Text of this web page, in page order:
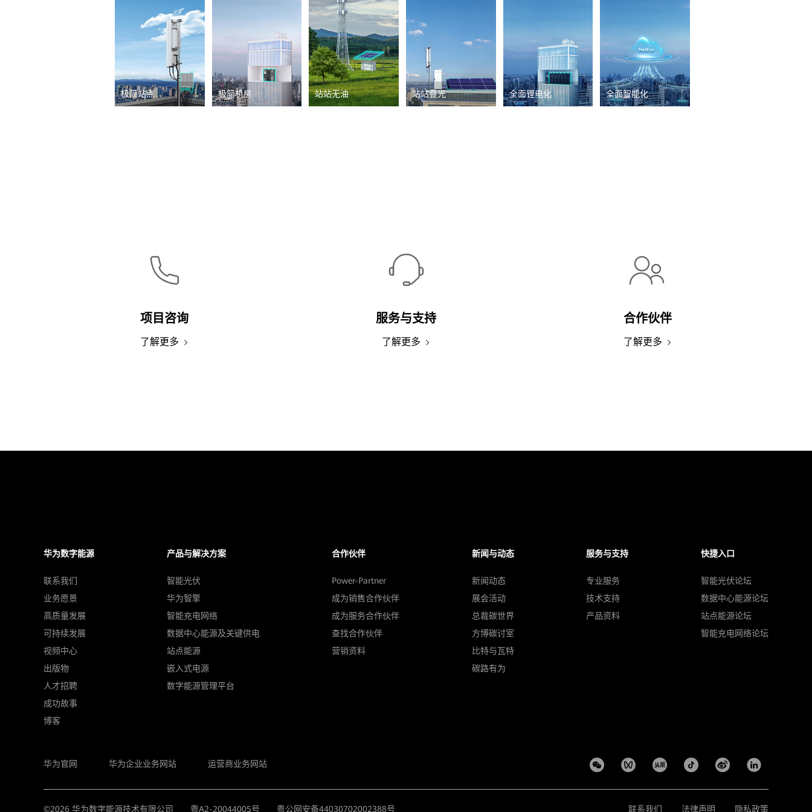
极简站点 极简机房 站站无油 站站叠光 全面锂电化 全面智能化
项目咨询
了解更多
服务与支持
了解更多
合作伙伴
了解更多
华为数字能源
联系我们
业务愿景
高质量发展
可持续发展
视频中心
出版物
人才招聘
成功故事
博客
产品与解决方案
智能光伏
华为智擎
智能充电网络
数据中心能源及关键供电
站点能源
嵌入式电源
数字能源管理平台
合作伙伴
Power-Partner
成为销售合作伙伴
成为服务合作伙伴
查找合作伙伴
营销资料
新闻与动态
新闻动态
展会活动
总裁碳世界
方博碳讨室
比特与瓦特
碳路有为
服务与支持
专业服务
技术支持
产品资料
快捷入口
智能光伏论坛
数据中心能源论坛
站点能源论坛
智能充电网络论坛
华为官网 华为企业业务网站 运营商业务网站
©2026 华为数字能源技术有限公司 粤A2-20044005号 粤公网安备44030702002388号 联系我们 法律声明 隐私政策